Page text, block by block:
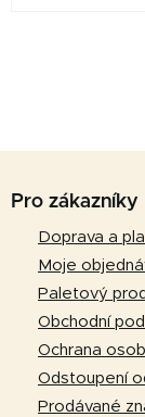
Pro zákazníky
Doprava a
Moje
Paletový
Obchodní
Ochrana
Odstoupení
Prodávané